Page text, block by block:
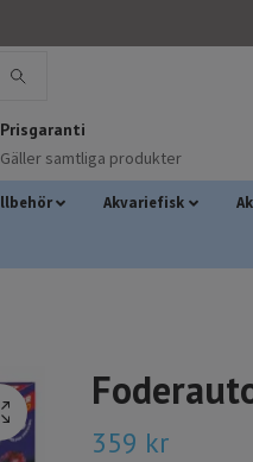
Prisgaranti
Gäller samtliga produkter
Akvariefisk
359 kr